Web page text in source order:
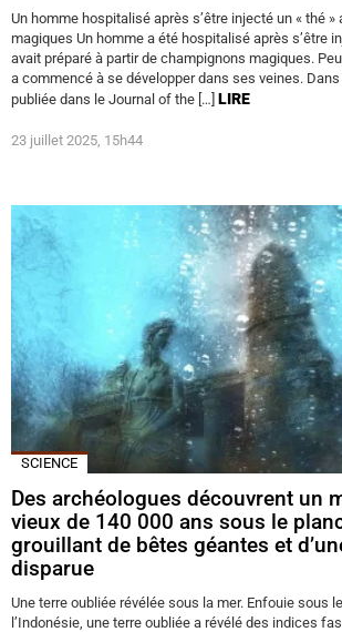
Un homme hospitalisé après s’être injecté un « thé »
magiques Un homme a été hospitalisé après s’être
avait préparé à partir de champignons magiques.
a commencé à se développer dans ses veines.
publiée dans le Journal of the […] LIRE
23 juillet 2025, 15h44
SCIENCE
Des archéologues découvrent un
vieux de 140 000 ans sous le
grouillant de bêtes géantes et
disparue
Une terre oubliée révélée sous la mer. Enfouie sous
l’Indonésie, une terre oubliée a révélé des indices